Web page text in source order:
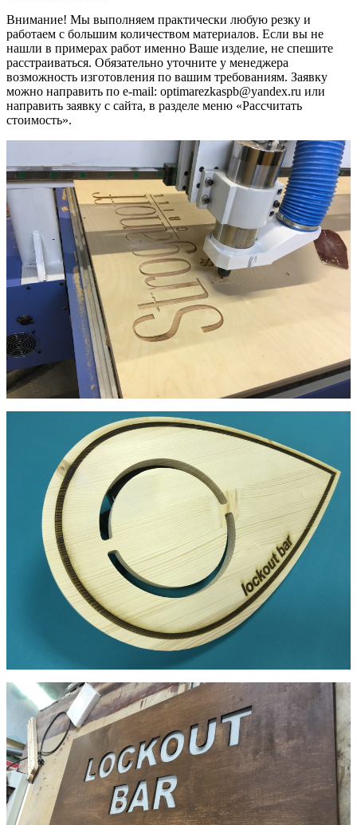
Внимание! Мы выполняем практически любую резку и
работаем с большим количеством материалов. Если вы не
нашли в примерах работ именно Ваше изделие, не спешите
расстраиваться. Обязательно уточните у менеджера
возможность изготовления по вашим требованиям. Заявку
можно направить по e-mail: optimarezkaspb@yandex.ru или
направить заявку с сайта, в разделе меню «Рассчитать
стоимость».